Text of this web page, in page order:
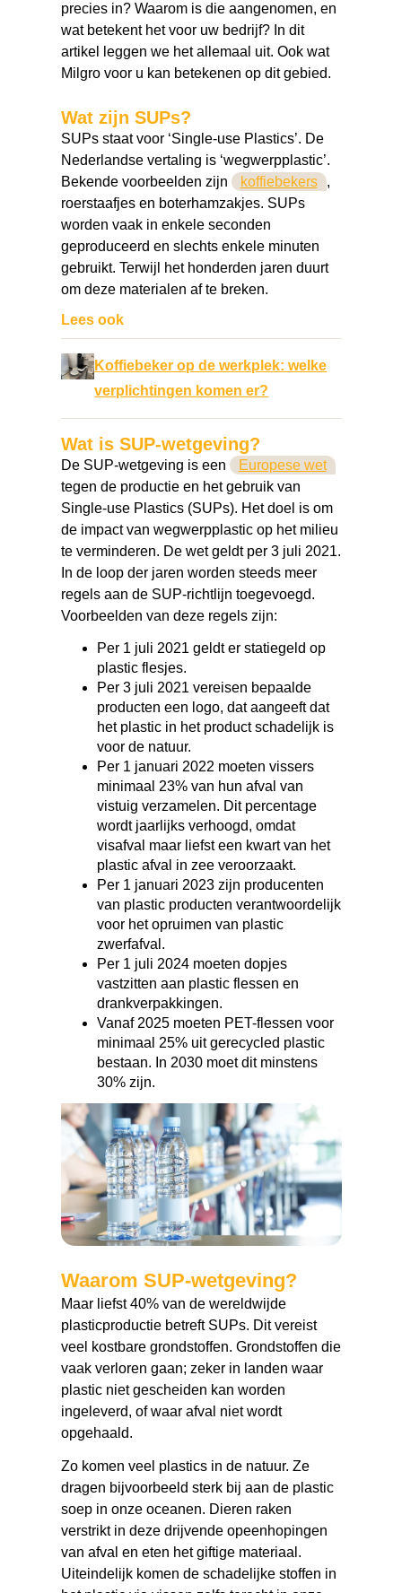
precies in? Waarom is die aangenomen, en
wat betekent het voor uw bedrijf? In dit
artikel leggen we het allemaal uit. Ook wat
Milgro voor u kan betekenen op dit gebied.
Wat zijn SUPs?
SUPs staat voor ‘Single-use Plastics’. De
Nederlandse vertaling is ‘wegwerpplastic’.
Bekende voorbeelden zijn
koffiebekers ,
roerstaafjes en boterhamzakjes. SUPs
worden vaak in enkele seconden
geproduceerd en slechts enkele minuten
gebruikt. Terwijl het honderden jaren duurt
om deze materialen af te breken.
Lees ook
Koffiebeker op de werkplek: welke
verplichtingen komen er?
Wat is SUP-wetgeving?
De SUP-wetgeving is een
Europese wet
tegen de productie en het gebruik van
Single-use Plastics (SUPs). Het doel is om
de impact van wegwerpplastic op het milieu
te verminderen. De wet geldt per 3 juli 2021.
In de loop der jaren worden steeds meer
regels aan de SUP-richtlijn toegevoegd.
Voorbeelden van deze regels zijn:
Per 1 juli 2021 geldt er statiegeld op
plastic flesjes.
Per 3 juli 2021 vereisen bepaalde
producten een logo, dat aangeeft dat
het plastic in het product schadelijk is
voor de natuur.
Per 1 januari 2022 moeten vissers
minimaal 23% van hun afval van
vistuig verzamelen. Dit percentage
wordt jaarlijks verhoogd, omdat
visafval maar liefst een kwart van het
plastic afval in zee veroorzaakt.
Per 1 januari 2023 zijn producenten
van plastic producten verantwoordelijk
voor het opruimen van plastic
zwerfafval.
Per 1 juli 2024 moeten dopjes
vastzitten aan plastic flessen en
drankverpakkingen.
Vanaf 2025 moeten PET-flessen voor
minimaal 25% uit gerecycled plastic
bestaan. In 2030 moet dit minstens
30% zijn.
Waarom SUP-wetgeving?
Maar liefst 40% van de wereldwijde
plasticproductie betreft SUPs. Dit vereist
veel kostbare grondstoffen. Grondstoffen die
vaak verloren gaan; zeker in landen waar
plastic niet gescheiden kan worden
ingeleverd, of waar afval niet wordt
opgehaald.
Zo komen veel plastics in de natuur. Ze
dragen bijvoorbeeld sterk bij aan de plastic
soep in onze oceanen. Dieren raken
verstrikt in deze drijvende opeenhopingen
van afval en eten het giftige materiaal.
Uiteindelijk komen de schadelijke stoffen in